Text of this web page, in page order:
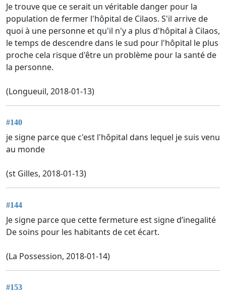
Je trouve que ce serait un véritable danger pour la
population de fermer l'hôpital de Cilaos. S'il arrive de
quoi à une personne et qu'il n'y a plus d'hôpital à Cilaos,
le temps de descendre dans le sud pour l'hôpital le plus
proche cela risque d'être un problème pour la santé de
la personne.
(Longueuil, 2018-01-13)
#140
je signe parce que c'est l'hôpital dans lequel je suis venu
au monde
(st Gilles, 2018-01-13)
#144
Je signe parce que cette fermeture est signe d’inegalité
De soins pour les habitants de cet écart.
(La Possession, 2018-01-14)
#153